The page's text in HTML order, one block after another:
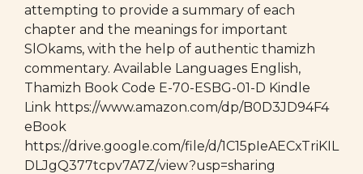
attempting to provide a summary of each
chapter and the meanings for important
SlOkams, with the help of authentic thamizh
commentary. Available Languages English,
Thamizh Book Code E-70-ESBG-01-D Kindle
Link https://www.amazon.com/dp/B0D3JD94F4
eBook
https://drive.google.com/file/d/1C15pIeAECxTriKIL
DLJgQ377tcpv7A7Z/view?usp=sharing